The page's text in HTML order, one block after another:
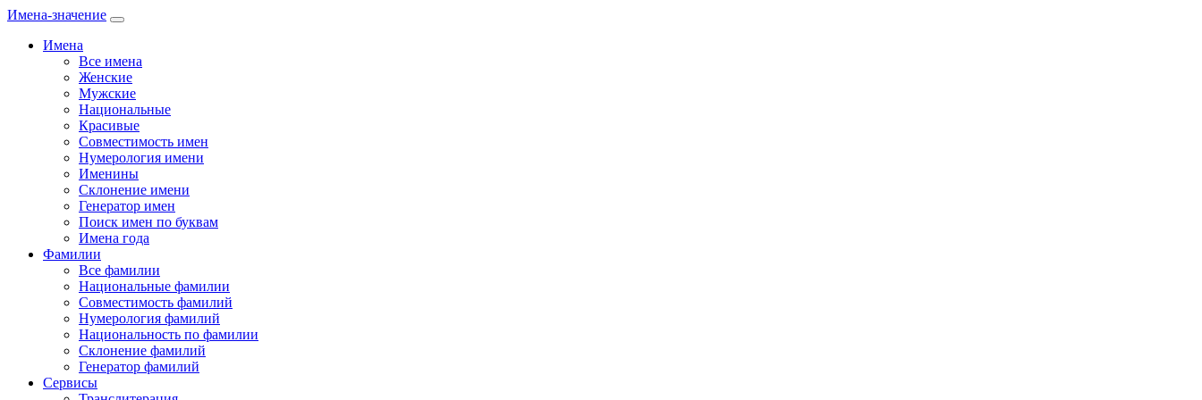
Имена-значение
Имена
Все имена
Женские
Мужские
Национальные
Красивые
Совместимость имен
Нумерология имени
Именины
Склонение имени
Генератор имен
Поиск имен по буквам
Имена года
Фамилии
Все фамилии
Национальные фамилии
Совместимость фамилий
Нумерология фамилий
Национальность по фамилии
Склонение фамилий
Генератор фамилий
Сервисы